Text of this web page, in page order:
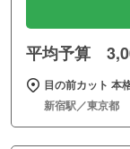
平均予算
目の前カット 本
新宿駅／東京都